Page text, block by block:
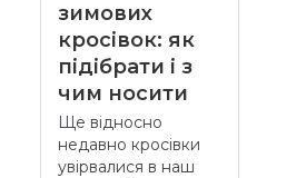
зимових
кросівок: як
підібрати і з
чим носити
Ще відносно
недавно кросівки
увірвалися в наш